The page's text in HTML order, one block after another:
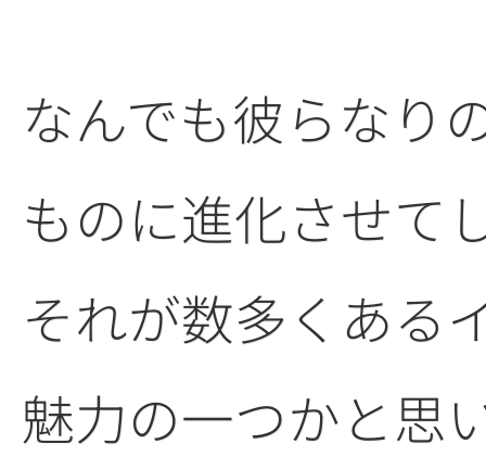
なんでも彼らなり
ものに進化させて
それが数多くある
魅力の一つかと思